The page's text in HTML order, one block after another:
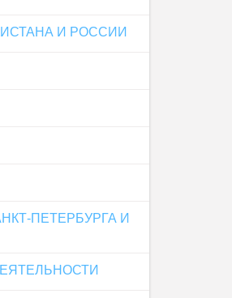
И РОССИИ
ПЕТЕРБУРГА И